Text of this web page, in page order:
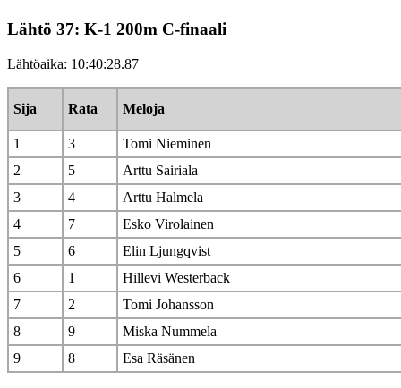
Lähtö 37: K-1 200m C-finaali
Lähtöaika: 10:40:28.87
Sija Rata Meloja
1 3
Tomi Nieminen
2
5
Arttu Sairiala
3
4
Arttu Halmela
4
7
Esko Virolainen
5
6
Elin Ljungqvist
6
1
Hillevi Westerback
7
2
Tomi Johansson
8
9
Miska Nummela
9
8 Esa Räsänen